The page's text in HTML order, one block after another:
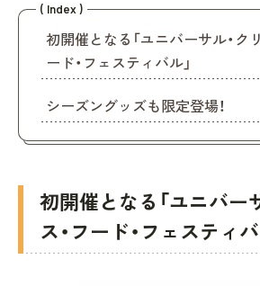
( Index )
初開催となる「ユニバーサル・ク
ード・フェスティバル」
シーズングッズも限定登場！
初開催となる「ユニバー
ス・フード・フェスティバ